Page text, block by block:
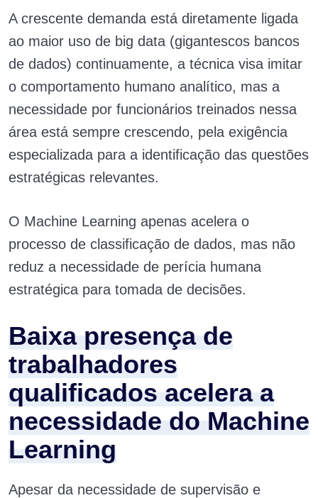
A crescente demanda está diretamente ligada
ao maior uso de big data (gigantescos bancos
de dados) continuamente, a técnica visa imitar
o comportamento humano analítico, mas a
necessidade por funcionários treinados nessa
área está sempre crescendo, pela exigência
especializada para a identificação das questões
estratégicas relevantes.
O Machine Learning apenas acelera o
processo de classificação de dados, mas não
reduz a necessidade de perícia humana
estratégica para tomada de decisões.
Baixa presença de
trabalhadores
qualificados acelera a
necessidade do Machine
Learning
Apesar da necessidade de supervisão e